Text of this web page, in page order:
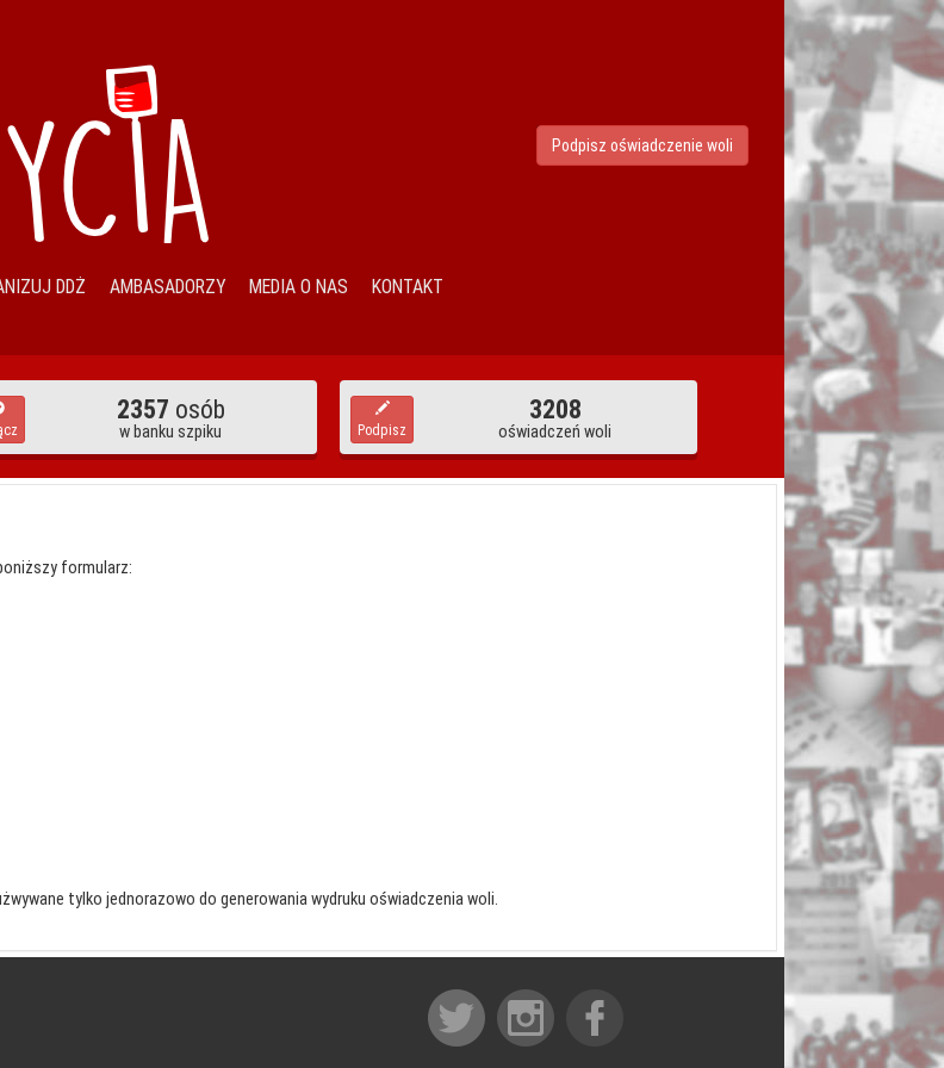
Podpisz oświadczenie woli
DDŻ AMBASADORZY MEDIA O NAS KONTAKT
2357 osób
w banku szpiku Podpisz
3208
oświadczeń woli
formularz:
tylko jednorazowo do generowania wydruku oświadczenia woli.